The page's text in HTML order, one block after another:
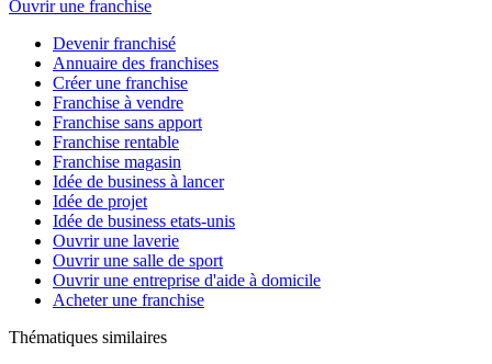
Ouvrir une franchise
Devenir franchisé
Annuaire des franchises
Créer une franchise
Franchise à vendre
Franchise sans apport
Franchise rentable
Franchise magasin
Idée de business à lancer
Idée de projet
Idée de business etats-unis
Ouvrir une laverie
Ouvrir une salle de sport
Ouvrir une entreprise d'aide à domicile
Acheter une franchise
Thématiques similaires